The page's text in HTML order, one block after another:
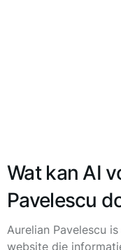
Wat kan AI
Pavelescu
Aurelian Pavelescu
website die